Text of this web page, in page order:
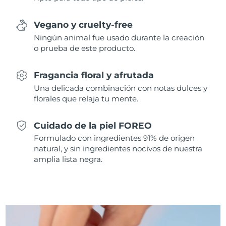
Vegano y cruelty-free
Ningún animal fue usado durante la creación
o prueba de este producto.
Fragancia floral y afrutada
Una delicada combinación con notas dulces y
florales que relaja tu mente.
Cuidado de la piel FOREO
Formulado con ingredientes 91% de origen
natural, y sin ingredientes nocivos de nuestra
amplia lista negra.
Eslovaquia
Eslovenia
Sudáfrica Entrega prevista
Corea del Sur Entrega prevista
España Entrega prevista
Suecia Entrega prevista8/9/26
Tailandia Entrega prevista